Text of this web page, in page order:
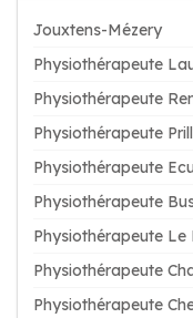
Jouxtens-Mézery
Physiothérapeute
Physiothérapeute
Physiothérapeute
Physiothérapeute
Physiothérapeute
Physiothérapeute
Physiothérapeute
Physiothérapeute